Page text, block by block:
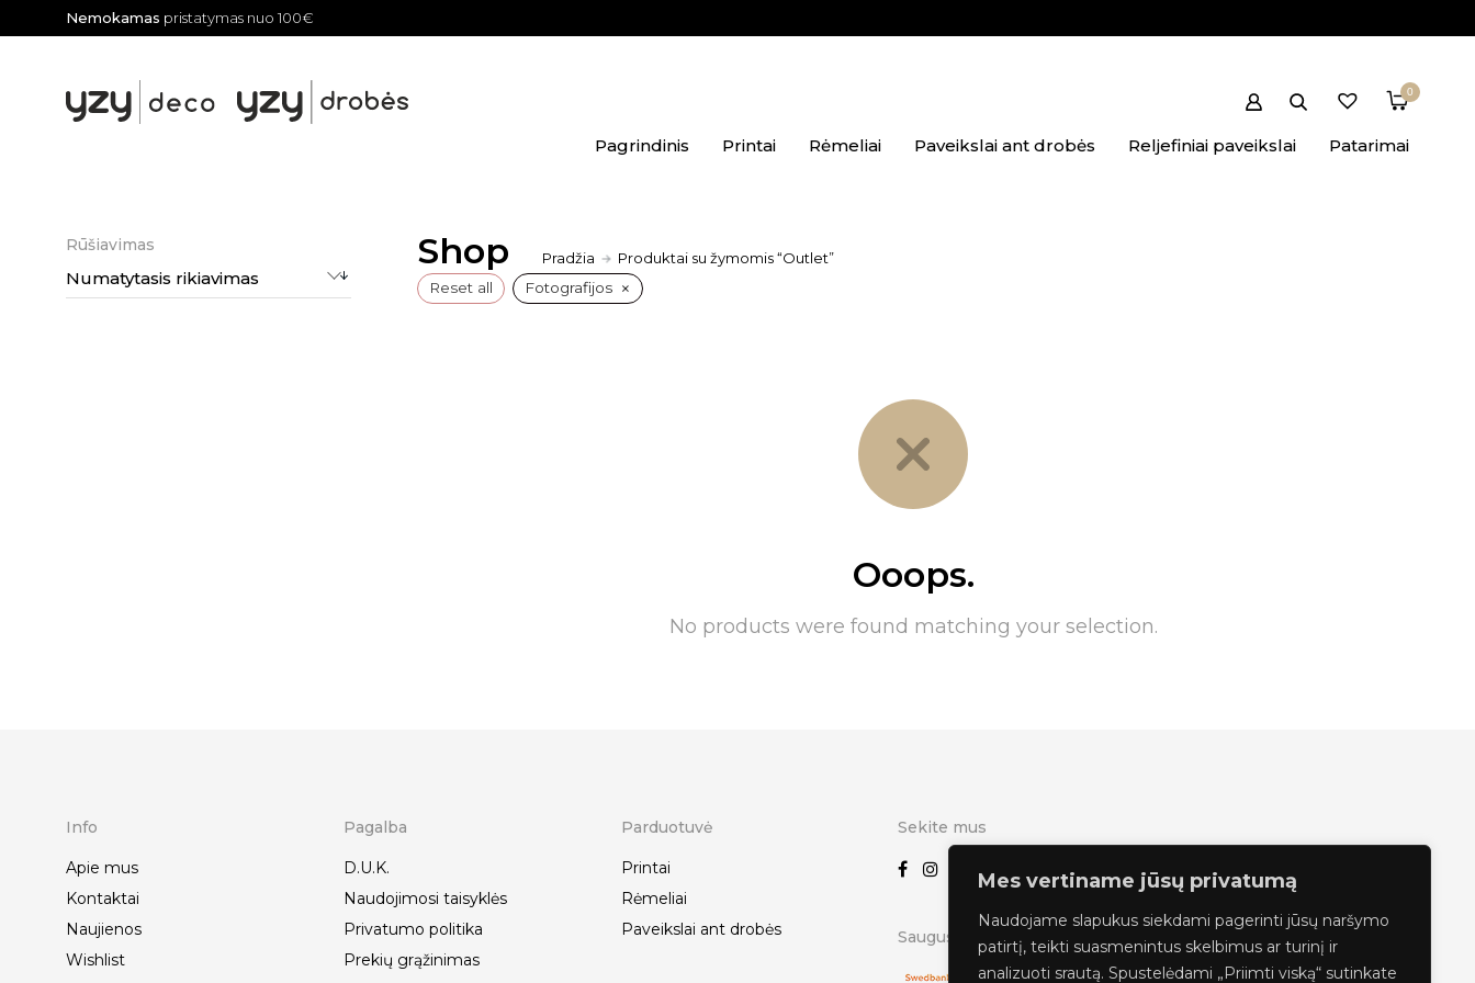
Mes vertiname jūsų privatumą
Naudojame slapukus siekdami pagerinti jūsų naršymo
patirtį, teikti suasmenintus skelbimus ar turinį ir
analizuoti srautą. Spustelėdami „Priimti viską“ sutinkate
Nemokamas pristatymas nuo 100€
0
Pagrindinis Printai Rėmeliai Paveikslai ant drobės Reljefiniai paveikslai Patarimai
Shop Pradžia
Produktai su žymomis “Outlet”
Reset all
Fotografijos ×
Ooops.
No products were found matching your selection.
Rūšiavimas
Numatytasis rikiavimas
Info
Apie mus
Kontaktai
Naujienos
Wishlist
Pagalba
D.U.K.
Naudojimosi taisyklės
Privatumo politika
Prekių grąžinimas
Parduotuvė
Printai
Rėmeliai
Paveikslai ant drobės
Sekite mus
Saugus atsiskaitymas